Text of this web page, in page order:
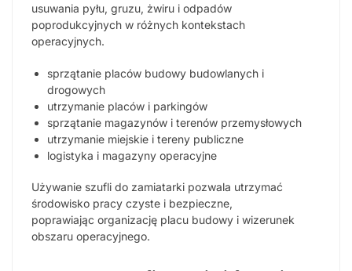
usuwania pyłu, gruzu, żwiru i odpadów
poprodukcyjnych w różnych kontekstach
operacyjnych.
sprzątanie placów budowy budowlanych i
drogowych
utrzymanie placów i parkingów
sprzątanie magazynów i terenów przemysłowych
utrzymanie miejskie i tereny publiczne
logistyka i magazyny operacyjne
Używanie szufli do zamiatarki pozwala utrzymać
środowisko pracy czyste i bezpieczne,
poprawiając organizację placu budowy i wizerunek
obszaru operacyjnego.